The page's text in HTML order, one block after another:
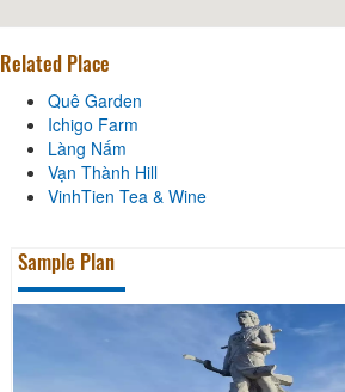
Related Place
Quê Garden
Ichigo Farm
Làng Nấm
Vạn Thành Hill
VinhTien Tea & Wine
Sample Plan